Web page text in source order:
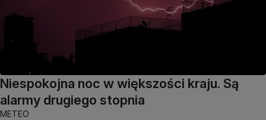
Niespokojna noc w większości kraju. Są
alarmy drugiego stopnia
METEO